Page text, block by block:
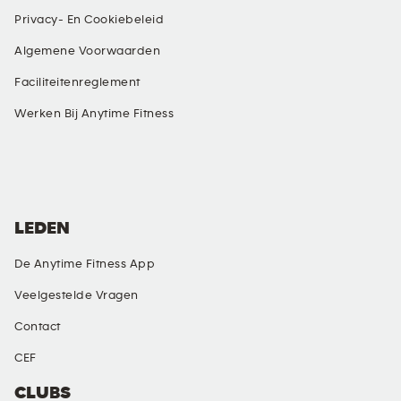
Privacy- En Cookiebeleid
Algemene Voorwaarden
Faciliteitenreglement
Werken Bij Anytime Fitness
CLUBS
LEDEN
De Anytime Fitness App
Veelgestelde Vragen
Contact
CEF